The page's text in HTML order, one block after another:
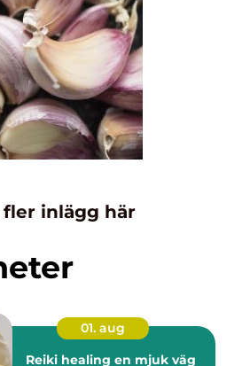
fler inlägg här
01. aug
Reiki healing en mjuk väg